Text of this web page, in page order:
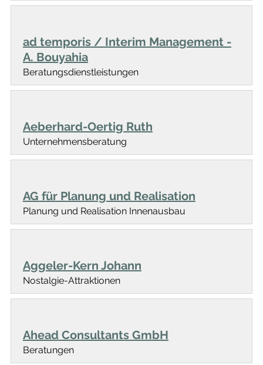
ad temporis / Interim Management -
A. Bouyahia
Beratungsdienstleistungen
Aeberhard-Oertig Ruth
Unternehmensberatung
AG für Planung und Realisation
Planung und Realisation Innenausbau
Aggeler-Kern Johann
Nostalgie-Attraktionen
Ahead Consultants GmbH
Beratungen